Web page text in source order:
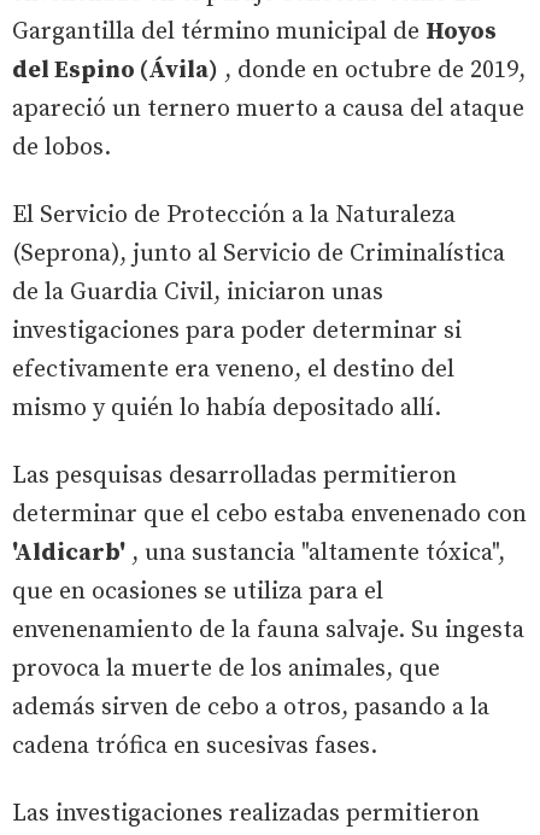
Gargantilla del término municipal de Hoyos
del Espino (Ávila) , donde en octubre de 2019,
apareció un ternero muerto a causa del ataque
de lobos.
El Servicio de Protección a la Naturaleza
(Seprona), junto al Servicio de Criminalística
de la Guardia Civil, iniciaron unas
investigaciones para poder determinar si
efectivamente era veneno, el destino del
mismo y quién lo había depositado allí.
Las pesquisas desarrolladas permitieron
determinar que el cebo estaba envenenado con
'Aldicarb' , una sustancia "altamente tóxica",
que en ocasiones se utiliza para el
envenenamiento de la fauna salvaje. Su ingesta
provoca la muerte de los animales, que
además sirven de cebo a otros, pasando a la
cadena trófica en sucesivas fases.
Las investigaciones realizadas permitieron